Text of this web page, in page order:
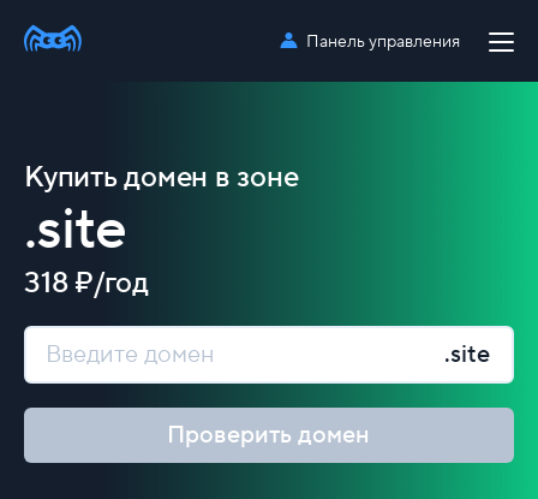
Панель управления
Купить домен в зоне
.site
318 ₽/год
.site
Проверить домен